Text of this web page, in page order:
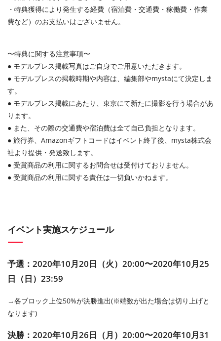
・特典獲得により発生する経費（宿泊費・交通費・稼働費・作業
費など）のお支払いはございません。
〜特典に関する注意事項〜
● モデルプレス掲載写真はご自身でご用意いただきます。
● モデルプレスの掲載時期や内容は、編集部やmystaにて決定しま
す。
● モデルプレス掲載にあたり、東京にて新たに撮影を行う場合があ
ります。
● また、その際の交通費や宿泊費は全て自己負担となります。
● 旅行券、Amazonギフトコードはイベント終了後、mysta株式会
社より提供・発送致します。
● 受賞商品の利用に関するお問合せは受付けておりません。
● 受賞商品の利用に関する責任は一切負いかねます。
イベント実施スケジュール
予選：2020年10月20日（火）20:00〜2020年10月25
日（日）23:59
→各ブロック上位50%が決勝進出(※端数が出た場合は切り上げと
なります)
決勝：2020年10月26日（月）20:00〜2020年10月31